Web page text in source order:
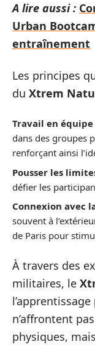
A lire aussi :
Urban
entraînement
Les principes
du Xtrem
Travail en équipe
dans des groupes
renforçant ainsi
Pousser les
défier les
Connexion avec
souvent à
de Paris pour
À travers des
militaires, le
n’affrontent
physiques,